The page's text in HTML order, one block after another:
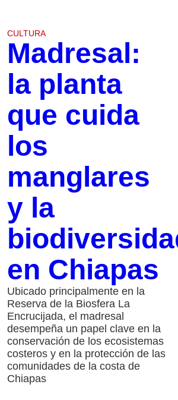
CULTURA
Madresal:
la planta
que cuida
los
manglares
y la
en Chiapas
Ubicado principalmente en la
Reserva de la Biosfera La
Encrucijada, el madresal
desempeña un papel clave en la
conservación de los ecosistemas
costeros y en la protección de las
comunidades de la costa de
Chiapas